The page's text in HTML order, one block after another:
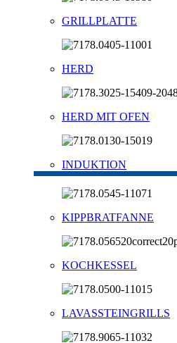
GRILLPLATTE
HERD
HERD MIT OFEN
INDUKTION
KIPPBRATFANNE
KOCHKESSEL
LAVASSTEINGRILLS